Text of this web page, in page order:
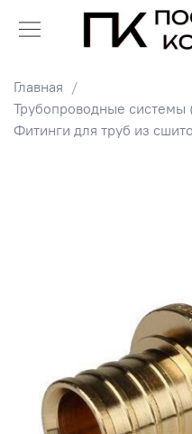
Главная
Трубопроводные системы
Фитинги для труб из